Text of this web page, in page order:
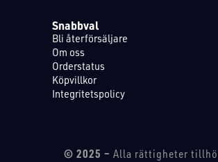
Snabbval
Bli återförsäljare
Om oss
Orderstatus
Köpvillkor
Integritetspolicy
© 2025 – Alla rättigheter